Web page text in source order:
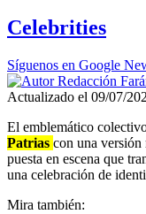
Celebrities
Síguenos en Google
Actualizado el 09/07/
El emblemático
Patrias con una versión
puesta en escena que
una celebración de
Mira también: